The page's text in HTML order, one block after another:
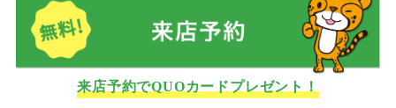
来店予約でQUOカードプレゼント！